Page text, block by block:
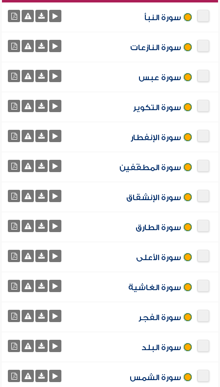
سورة النبأ
سورة النازعات
سورة عبس
سورة التكوير
سورة الإنفطار
سورة المطفّفين
سورة الإنشقاق
سورة الطارق
سورة الأعلى
سورة الغاشية
سورة الفجر
سورة البلد
سورة الشمس